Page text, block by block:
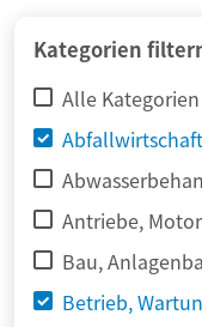
Kategorien
Alle Kategorien
Antriebe,
Bau,
Betrieb,